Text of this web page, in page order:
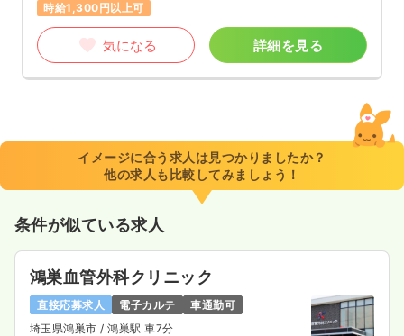
時給1,300円以上可
気になる 詳細を見る
イメージに合う求人は見つかりましたか？
他の求人も比較してみましょう！
条件が似ている求人
鴻巣血管外科クリニック
直接応募求人 電子カルテ
車通勤可
埼玉県鴻巣市 / 鴻巣駅 車7分